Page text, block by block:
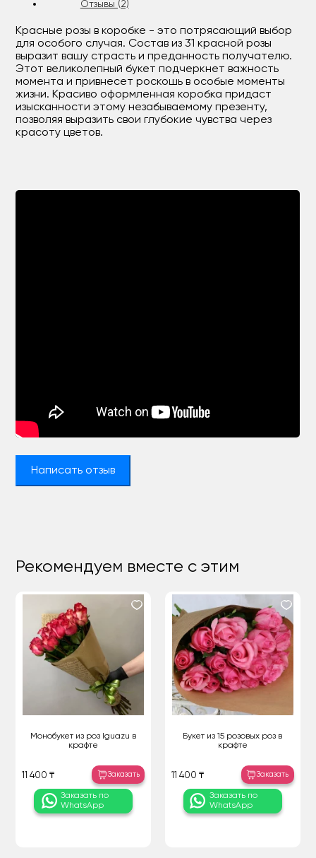
Отзывы (2)
Красные розы в коробке - это потрясающий выбор
для особого случая. Состав из 31 красной розы
выразит вашу страсть и преданность получателю.
Этот великолепный букет подчеркнет важность
момента и привнесет роскошь в особые моменты
жизни. Красиво оформленная коробка придаст
изысканности этому незабываемому презенту,
позволяя выразить свои глубокие чувства через
красоту цветов.
Написать отзыв
Рекомендуем вместе с этим
Монобукет из роз Iguazu в
крафте
11 400 ₸ Заказать
Заказать по
WhatsApp
Букет из 15 розовых роз в
крафте
11 400 ₸ Заказать
Заказать по
WhatsApp